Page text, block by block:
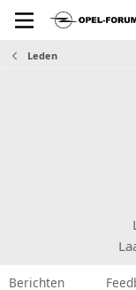
Leden
Berichten